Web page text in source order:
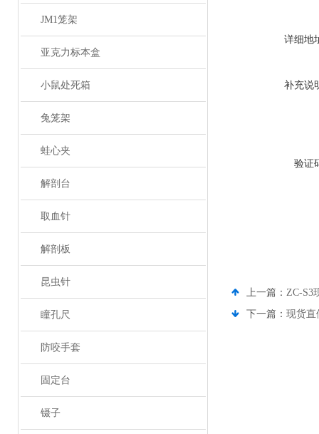
JM1笼架
亚克力标本盒
小鼠处死箱
兔笼架
蛙心夹
解剖台
取血针
解剖板
昆虫针
瞳孔尺
防咬手套
固定台
镊子
详细地
补充说
验证
上一篇： ZC-S3
下一篇： 现货直